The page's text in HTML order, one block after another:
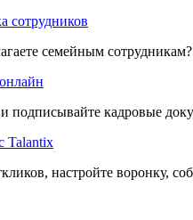
сотрудников
семейным сотрудникам?
подписывайте кадровые
Talantix
настройте воронку,